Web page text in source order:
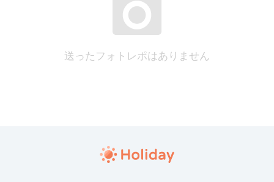
送ったフォトレポはありません